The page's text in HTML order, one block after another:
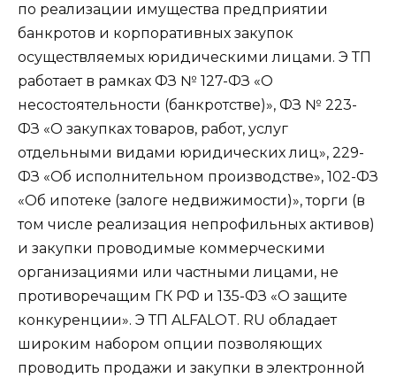
по реализации имущества предприятии
банкротов и корпоративных закупок
осуществляемых юридическими лицами. Э ТП
работает в рамках ФЗ № 127-ФЗ «О
несостоятельности (банкротстве)», ФЗ № 223-
ФЗ «О закупках товаров, работ, услуг
отдельными видами юридических лиц», 229-
ФЗ «Об исполнительном производстве», 102-ФЗ
«Об ипотеке (залоге недвижимости)», торги (в
том числе реализация непрофильных активов)
и закупки проводимые коммерческими
организациями или частными лицами, не
противоречащим ГК РФ и 135-ФЗ «О защите
конкуренции». Э ТП ALFALOT. RU обладает
широким набором опции позволяющих
проводить продажи и закупки в электронной